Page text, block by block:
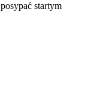
startym